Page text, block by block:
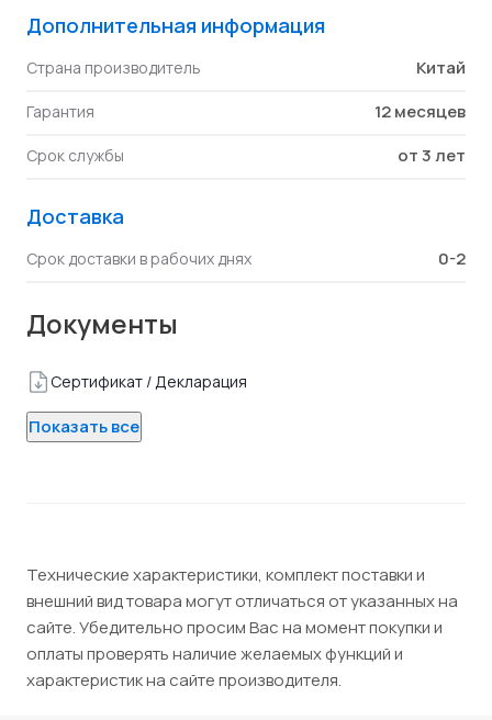
Дополнительная информация
Страна производитель Китай
Гарантия 12 месяцев
Срок службы от 3 лет
Доставка
Срок доставки в рабочих днях 0-2
Документы
Сертификат / Декларация
Показать все
Технические характеристики, комплект поставки и
внешний вид товара могут отличаться от указанных на
сайте. Убедительно просим Вас на момент покупки и
оплаты проверять наличие желаемых функций и
характеристик на сайте производителя.